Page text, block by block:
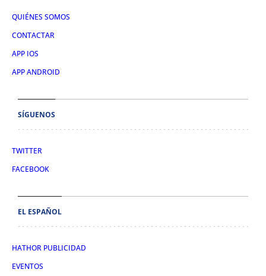
QUIÉNES SOMOS
CONTACTAR
APP IOS
APP ANDROID
SÍGUENOS
TWITTER
FACEBOOK
EL ESPAÑOL
HATHOR PUBLICIDAD
EVENTOS